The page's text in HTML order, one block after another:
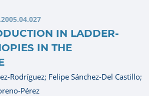
IN LADDER-
IN THE
Rodríguez; Felipe Sánchez-Del Castillo;
Pérez